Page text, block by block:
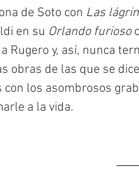
de Soto con Las
en su Orlando furioso
Rugero y, así, nunca
obras de las que se
con los asombrosos
a la vida.